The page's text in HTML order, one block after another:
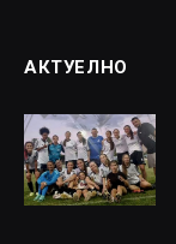
АКТУЕЛНО